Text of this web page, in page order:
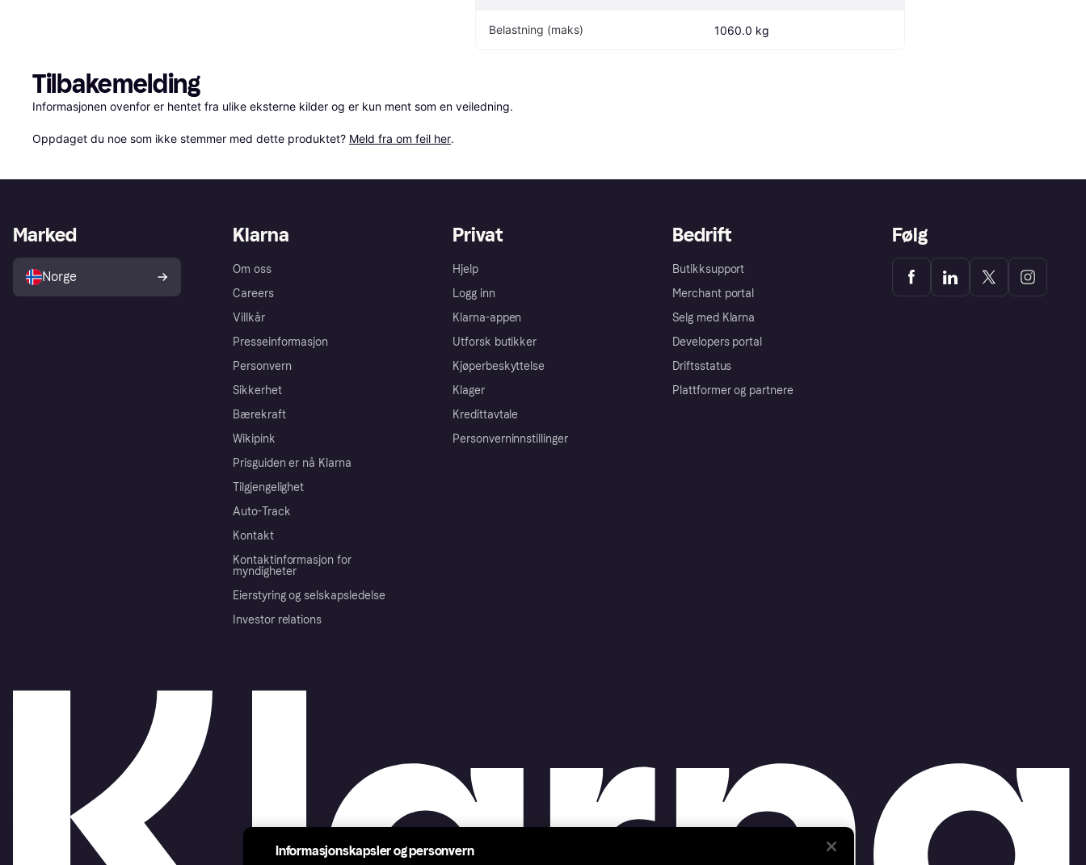
Belastning (maks) 1060.0 kg
Tilbakemelding
Informasjonen ovenfor er hentet fra ulike eksterne kilder og er kun ment som en veiledning.
Oppdaget du noe som ikke stemmer med dette produktet? Meld fra om feil her.
Klarna
Om oss
Careers
Villkår
Presseinformasjon
Personvern
Sikkerhet
Bærekraft
Wikipink
Prisguiden er nå Klarna
Tilgjengelighet
Auto-Track
Kontakt
Kontaktinformasjon for
myndigheter
Eierstyring og selskapsledelse
Investor relations
Privat
Hjelp
Logg inn
Klarna-appen
Utforsk butikker
Kjøperbeskyttelse
Klager
Kredittavtale
Personverninnstillinger
Bedrift
Butikksupport
Merchant portal
Selg med Klarna
Developers portal
Driftsstatus
Plattformer og partnere
Marked
Norge
Følg
Informasjonskapsler og personvern